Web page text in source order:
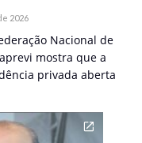
2026
Nacional de
mostra que a
privada aberta